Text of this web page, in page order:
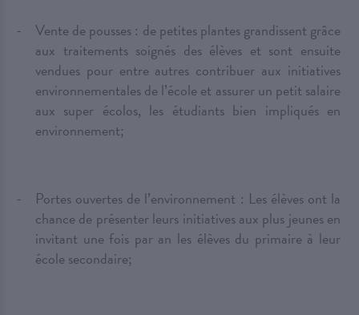
Vente de pousses : de petites plantes grandissent grâce
aux traitements soignés des élèves et sont ensuite
vendues pour entre autres contribuer aux initiatives
environnementales de l’école et assurer un petit salaire
aux super écolos, les étudiants bien impliqués en
environnement;
Portes ouvertes de l’environnement : Les élèves ont la
chance de présenter leurs initiatives aux plus jeunes en
invitant une fois par an les élèves du primaire à leur
école secondaire;